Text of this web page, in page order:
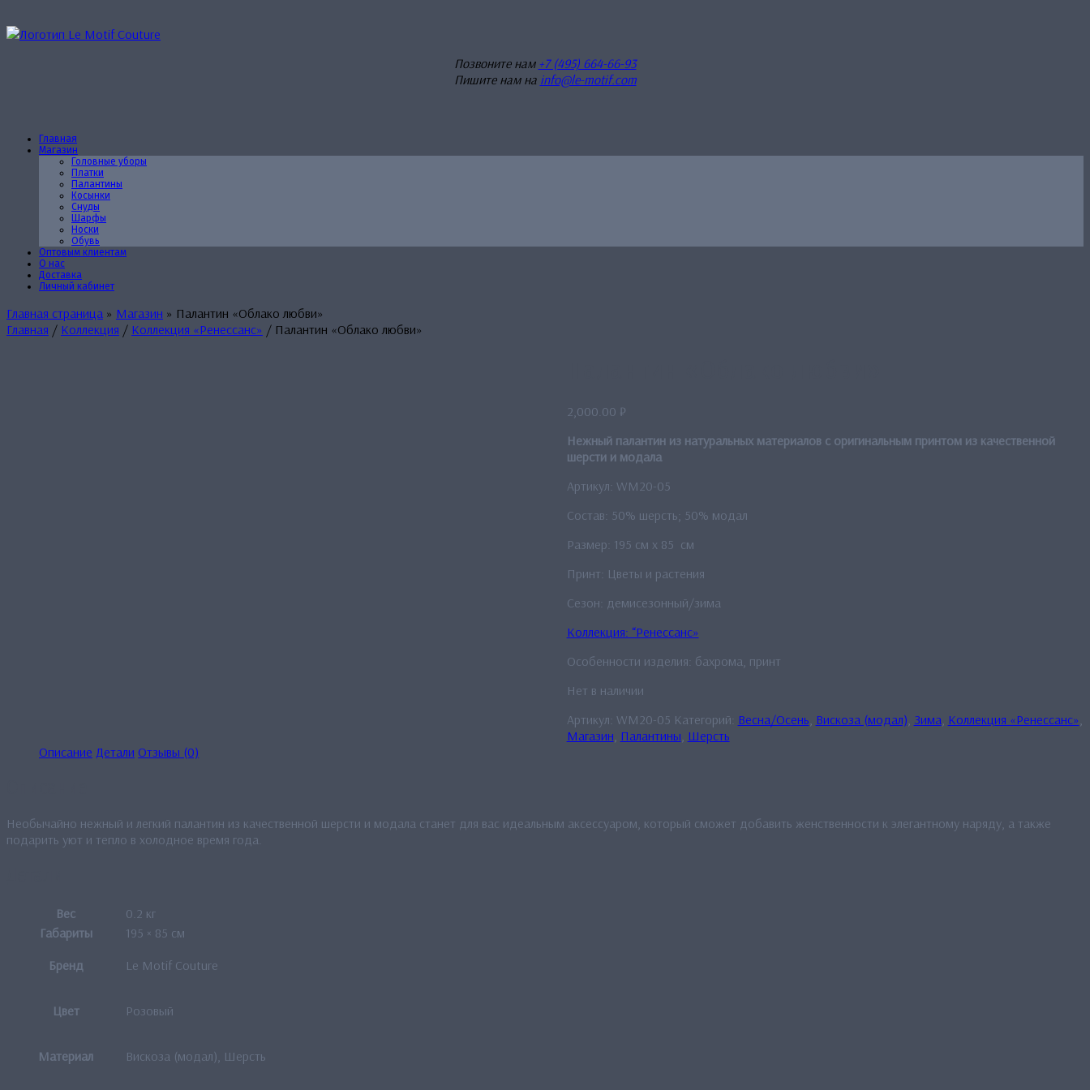
к
Позвоните нам +7 (495) 664-66-93
Пишите нам на info@le-motif.com
Главная
Магазин
Головные уборы
Платки
Палантины
Косынки
Снуды
Шарфы
Носки
Обувь
Оптовым клиентам
О нас
Доставка
Личный кабинет
Главная страница » Магазин » Палантин «Облако любви»
Главная / Коллекция / Коллекция «Ренессанс» / Палантин «Облако любви»
2,000.00 ₽
Нежный палантин из натуральных материалов с оригинальным принтом из качественной
шерсти и модала
Артикул: WM20-05
Состав: 50% шерсть; 50% модал
Размер: 195 см x 85 см
Принт: Цветы и растения
Сезон: демисезонный/зима
Коллекция: “Ренессанс»
Особенности изделия: бахрома, принт
Нет в наличии
Артикул: WM20-05 Категорий: Весна/Осень Вискоза (модал) Зима Коллекция «Ренессанс»
Магазин Палантины Шерсть
Описание Детали Отзывы (0)
Необычайно нежный и легкий палантин из качественной шерсти и модала станет для вас идеальным аксессуаром, который сможет добавить женственности к элегантному наряду, а также
подарить уют и тепло в холодное время года.
Вес
0.2 кг
Габариты
195 × 85 см
Бренд
Le Motif Couture
Цвет Розовый
Материал Вискоза (модал), Шерсть